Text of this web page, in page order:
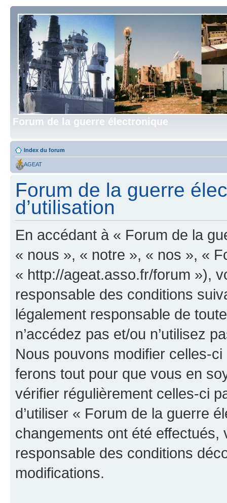
Forum de la guerre électronique
Index du forum
AGEAT
Forum de la guerre
d’utilisation
En accédant à « Forum de la
« nous », « notre », « nos », «
« http://ageat.asso.fr/forum »),
responsable des conditions
légalement responsable de
n’accédez pas et/ou n’utilisez
Nous pouvons modifier celles-
ferons tout pour que vous en
vérifier régulièrement celles-ci
d’utiliser « Forum de la guerre
changements ont été effectués,
responsable des conditions
modifications.